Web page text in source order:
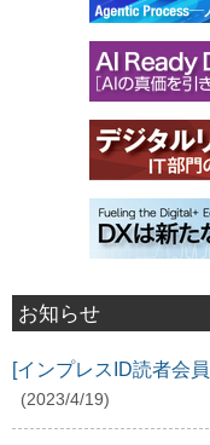
お知らせ
[インプレスID読者会
(2023/4/19)